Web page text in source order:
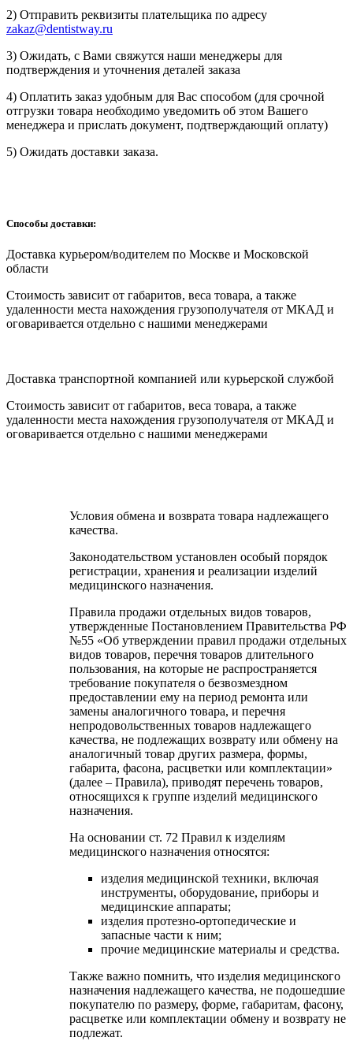
2) Отправить реквизиты плательщика по адресу
zakaz@dentistway.ru
3) Ожидать, с Вами свяжутся наши менеджеры для
подтверждения и уточнения деталей заказа
4) Оплатить заказ удобным для Вас способом (для срочной
отгрузки товара необходимо уведомить об этом Вашего
менеджера и прислать документ, подтверждающий оплату)
5) Ожидать доставки заказа.
Способы доставки:
Доставка курьером/водителем по Москве и Московской
области
Cтоимость зависит от габаритов, веса товара, а также
удаленности места нахождения грузополучателя от МКАД и
оговаривается отдельно с нашими менеджерами
Доставка транспортной компанией или курьерской службой
Cтоимость зависит от габаритов, веса товара, а также
удаленности места нахождения грузополучателя от МКАД и
оговаривается отдельно с нашими менеджерами
Условия обмена и возврата товара надлежащего
качества.
Законодательством установлен особый порядок
регистрации, хранения и реализации изделий
медицинского назначения.
Правила продажи отдельных видов товаров,
утвержденные Постановлением Правительства РФ
№55 «Об утверждении правил продажи отдельных
видов товаров, перечня товаров длительного
пользования, на которые не распространяется
требование покупателя о безвозмездном
предоставлении ему на период ремонта или
замены аналогичного товара, и перечня
непродовольственных товаров надлежащего
качества, не подлежащих возврату или обмену на
аналогичный товар других размера, формы,
габарита, фасона, расцветки или комплектации»
(далее – Правила), приводят перечень товаров,
относящихся к группе изделий медицинского
назначения.
На основании ст. 72 Правил к изделиям
медицинского назначения относятся:
изделия медицинской техники, включая
инструменты, оборудование, приборы и
медицинские аппараты;
изделия протезно-ортопедические и
запасные части к ним;
прочие медицинские материалы и средства.
Также важно помнить, что изделия медицинского
назначения надлежащего качества, не подошедшие
покупателю по размеру, форме, габаритам, фасону,
расцветке или комплектации обмену и возврату не
подлежат.